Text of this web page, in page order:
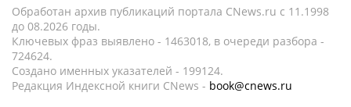
Обработан архив публикаций портала CNews.ru c 11.1998
до 08.2026 годы.
Ключевых фраз выявлено - 1463018, в очереди разбора -
724624.
Создано именных указателей - 199124.
Редакция Индексной книги CNews - book@cnews.ru